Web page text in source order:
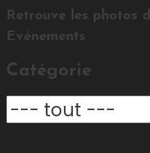
Retrouve les photos
Evénements
Catégorie